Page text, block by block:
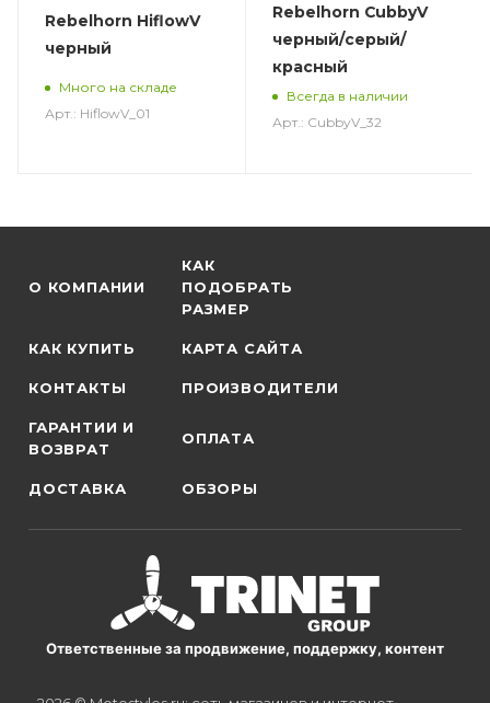
Rebelhorn HiflowV
черный
Много на складе
Арт.: HiflowV_01
Rebelhorn CubbyV
черный/серый/
красный
Всегда в наличии
Арт.: CubbyV_32
О КОМПАНИИ
КАК
ПОДОБРАТЬ
РАЗМЕР
КАК КУПИТЬ КАРТА САЙТА
КОНТАКТЫ ПРОИЗВОДИТЕЛИ
ГАРАНТИИ И
ВОЗВРАТ
ОПЛАТА
ДОСТАВКА ОБЗОРЫ
Ответственные за продвижение, поддержку, контент